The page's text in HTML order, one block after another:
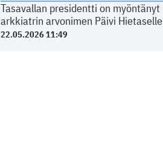
Tasavallan presidentti on myöntänyt
arkkiatrin arvonimen Päivi Hietaselle
22.05.2026 11:49